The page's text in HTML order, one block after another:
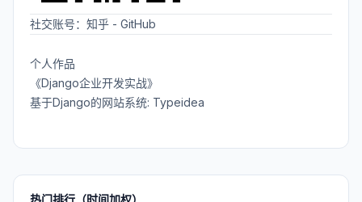
社交账号： 知乎 - GitHub
个人作品
《Django企业开发实战》
基于Django的网站系统: Typeidea